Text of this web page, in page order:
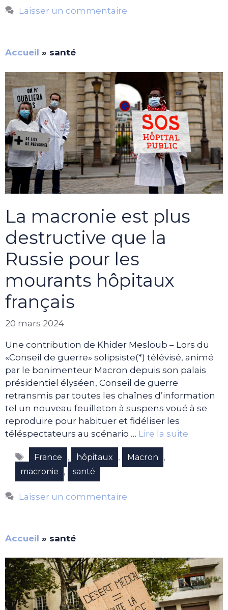
Laisser un commentaire
Accueil » santé
La macronie est plus
destructive que la
Russie pour les
mourants hôpitaux
français
20 mars 2024
Une contribution de Khider Mesloub – Lors du
«Conseil de guerre» solipsiste(*) télévisé, animé
par le bonimenteur Macron depuis son palais
présidentiel élyséen, Conseil de guerre
retransmis par toutes les chaînes d’information
tel un nouveau feuilleton à suspens voué à se
reproduire pour habituer et fidéliser les
téléspectateurs au scénario … Lire la suite
Étiquettes
France , hôpitaux , Macron ,
macronie , santé
Laisser un commentaire
Accueil » santé